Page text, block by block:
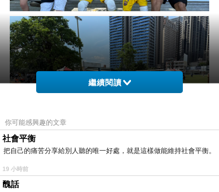
足球賽
繼續閱讀
你可能感興趣的文章
社會平衡
把自己的痛苦分享給別人聽的唯一好處，就是這樣做能維持社會平衡。
19 小時前
醜話